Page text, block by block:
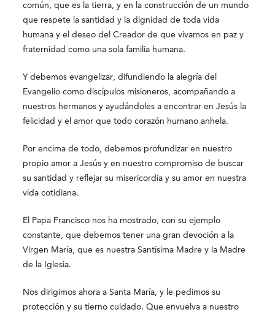
común, que es la tierra, y en la construcción de un mundo
que respete la santidad y la dignidad de toda vida
humana y el deseo del Creador de que vivamos en paz y
fraternidad como una sola familia humana.
Y debemos evangelizar, difundiendo la alegría del
Evangelio como discípulos misioneros, acompañando a
nuestros hermanos y ayudándoles a encontrar en Jesús la
felicidad y el amor que todo corazón humano anhela.
Por encima de todo, debemos profundizar en nuestro
propio amor a Jesús y en nuestro compromiso de buscar
su santidad y reflejar su misericordia y su amor en nuestra
vida cotidiana.
El Papa Francisco nos ha mostrado, con su ejemplo
constante, que debemos tener una gran devoción a la
Virgen María, que es nuestra Santísima Madre y la Madre
de la Iglesia.
Nos dirigimos ahora a Santa María, y le pedimos su
protección y su tierno cuidado. Que envuelva a nuestro